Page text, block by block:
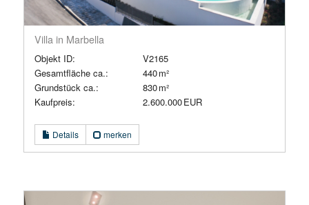
Villa in Marbella
Objekt ID:
V2165
Gesamtfläche ca.:
440 m²
Grund­stück ca.:
830 m²
Kaufpreis:
2.600.000 EUR
Details merken